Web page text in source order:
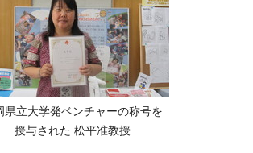
県立大学発ベンチャーの称号を
授与された 松平准教授